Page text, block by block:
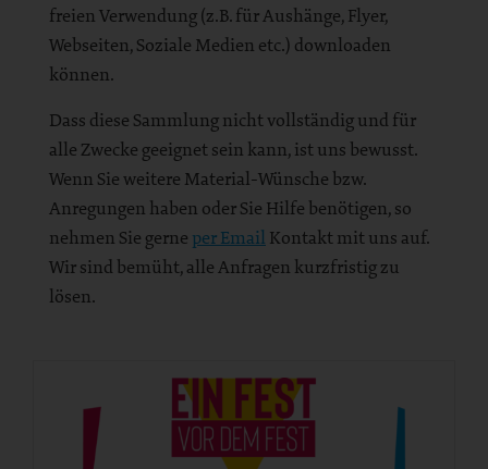
freien Verwendung (z.B. für Aushänge, Flyer,
Webseiten, Soziale Medien etc.) downloaden
können.
Dass diese Sammlung nicht vollständig und für
alle Zwecke geeignet sein kann, ist uns bewusst.
Wenn Sie weitere Material-Wünsche bzw.
Anregungen haben oder Sie Hilfe benötigen, so
nehmen Sie gerne per Email Kontakt mit uns auf.
Wir sind bemüht, alle Anfragen kurzfristig zu
lösen.